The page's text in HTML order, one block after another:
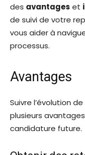
des avantages et
de suivi de votre
vous aider à
processus.
Avantages
Suivre l’évolution
plusieurs
candidature future.